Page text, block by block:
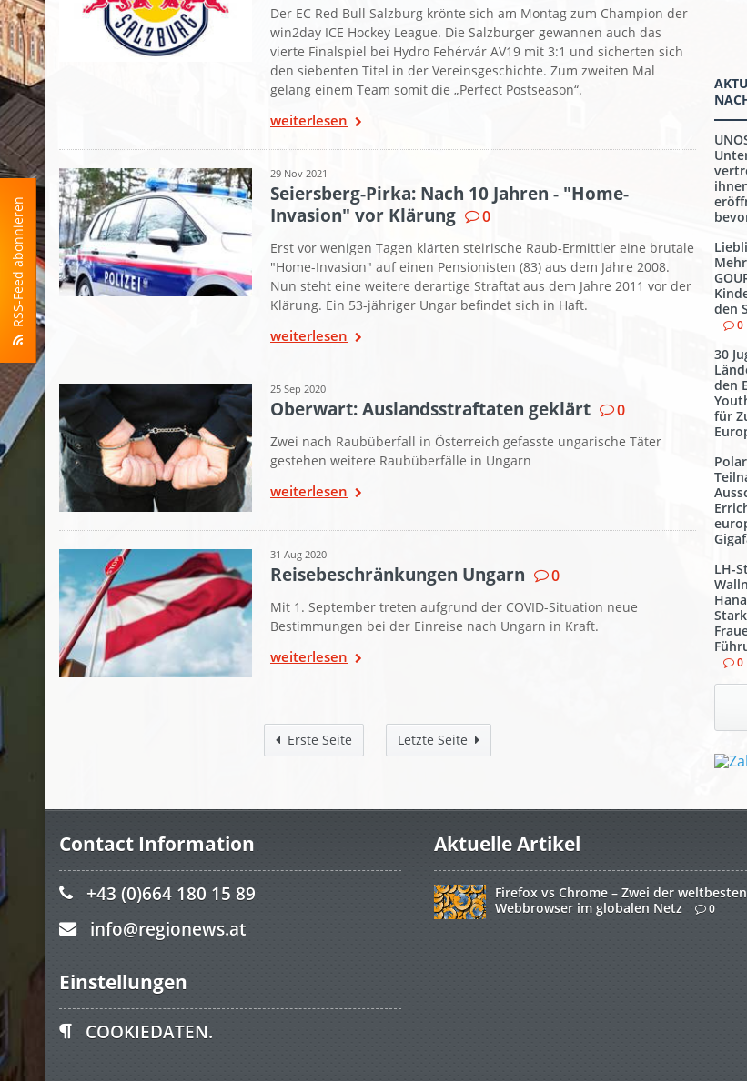
RSS-Feed abonnieren
Der EC Red Bull Salzburg krönte sich am Montag zum Champion der
win2day ICE Hockey League. Die Salzburger gewannen auch das
vierte Finalspiel bei Hydro Fehérvár AV19 mit 3:1 und sicherten sich
den siebenten Titel in der Vereinsgeschichte. Zum zweiten Mal
gelang einem Team somit die „Perfect Postseason“.
weiterlesen
29 Nov 2021
Seiersberg-Pirka: Nach 10 Jahren - "Home-
Invasion" vor Klärung
0
Erst vor wenigen Tagen klärten steirische Raub-Ermittler eine brutale
"Home-Invasion" auf einen Pensionisten (83) aus dem Jahre 2008.
Nun steht eine weitere derartige Straftat aus dem Jahre 2011 vor der
Klärung. Ein 53-jähriger Ungar befindet sich in Haft.
weiterlesen
25 Sep 2020
Oberwart: Auslandsstraftaten geklärt 0
Zwei nach Raubüberfall in Österreich gefasste ungarische Täter
gestehen weitere Raubüberfälle in Ungarn
weiterlesen
31 Aug 2020
Reisebeschränkungen Ungarn 0
Mit 1. September treten aufgrund der COVID-Situation neue
Bestimmungen bei der Einreise nach Ungarn in Kraft.
weiterlesen
Erste Seite Letzte Seite
den
0
30
den
für
LH-
0
Contact Information
+43 (0)664 180 15 89
info@regionews.at
Einstellungen
COOKIEDATEN.
Aktuelle Artikel
Firefox vs Chrome – Zwei der weltbesten
Webbrowser im globalen Netz
0